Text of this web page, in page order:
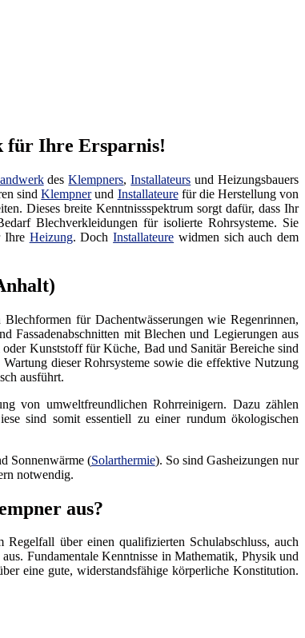
für Ihre Ersparnis!
desKlempners,Installateurs und Heizungsbauers
sindKlempnerund Installateurefür die Herstellung von
Dieses breite Kenntnissspektrum sorgt dafür, dass Ihr
Blechverkleidungen für isolierte Rohrsysteme. Sie
Ihre Heizung. DochInstallateure widmen sich auch dem
für Dachentwässerungen wie Regenrinnen,
Fassadenabschnitten mit Blechen und Legierungen aus
Kunststoff für Küche, Bad und Sanitär Bereiche sind
dieser Rohrsysteme sowie die effektive Nutzung
ausführt.
von umweltfreundlichen Rohrreinigern. Dazu zählen
sind somit essentiell zu einer rundum ökologischen
Sonnenwärme (Solarthermie). So sind Gasheizungen nur
notwendig.
aus?
über einen qualifizierten Schulabschluss, auch
Fundamentale Kenntnisse in Mathematik, Physik und
eine gute, widerstandsfähige körperliche Konstitution.